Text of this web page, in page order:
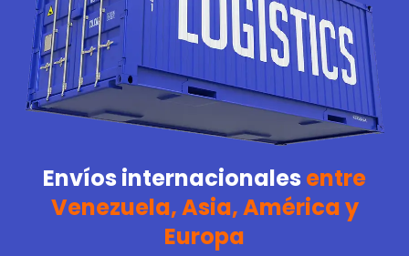
Envíos internacionales entre
Venezuela, Asia, América y
Europa